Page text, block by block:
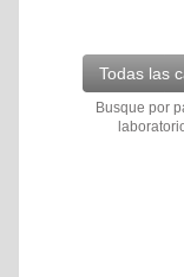
Todas las
Busque por